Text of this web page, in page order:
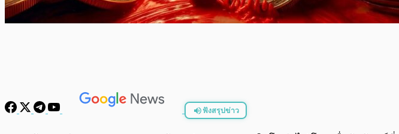
ฟังสรุปข่าว